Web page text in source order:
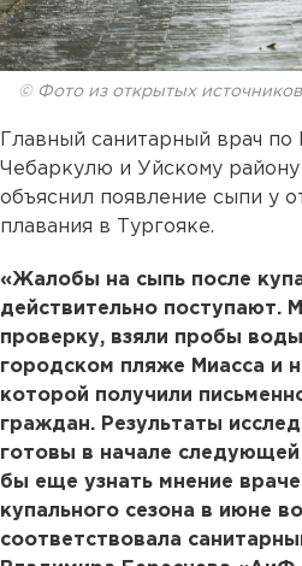
© Фото из открытых источников
Главный санитарный врач
Чебаркулю и Уйскому
объяснил появление сыпи у
плавания в Тургояке.
«Жалобы на сыпь после
действительно поступают.
проверку, взяли пробы
городском пляже Миасса и
которой получили
граждан. Результаты
готовы в начале
бы еще узнать мнение
купального сезона в июне
соответствовала